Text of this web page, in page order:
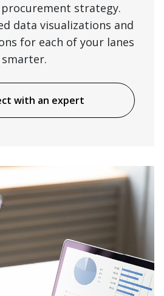
procurement strategy.
data visualizations and
for each of your lanes
with an expert